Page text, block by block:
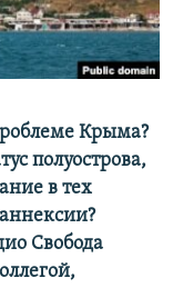
Крыма?
полуострова,
в тех
Свобода